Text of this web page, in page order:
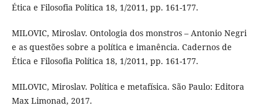
Ética e Filosofia Política 18, 1/2011, pp. 161-177.
MILOVIC, Miroslav. Ontologia dos monstros – Antonio Negri
e as questões sobre a política e imanência. Cadernos de
Ética e Filosofia Política 18, 1/2011, pp. 161-177.
MILOVIC, Miroslav. Política e metafísica. São Paulo: Editora
Max Limonad, 2017.